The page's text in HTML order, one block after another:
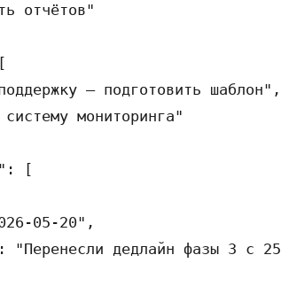
отчётов"
— подготовить шаблон",
мониторинга"
[
05-20",
"Перенесли дедлайн фазы 3 с